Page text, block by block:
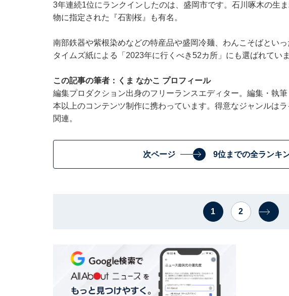
3年連続1位にランクインしたのは、盛岡市です。石川啄木の生
物に指定された『石割桜』も有名。
南部鉄器や紫根染めなどの特産品や盛岡冷麺、わんこそばとい
タイムズ紙による「2023年に行くべき52カ所」にも選ばれていま
この記事の筆者：くま なかこ プロフィール
編集プロダクション出身のフリーランスエディター。編集・執
本以上のコンテンツ制作に携わっています。得意なジャンルは
関連。
次ページ 9位までの全ランキ
1 2